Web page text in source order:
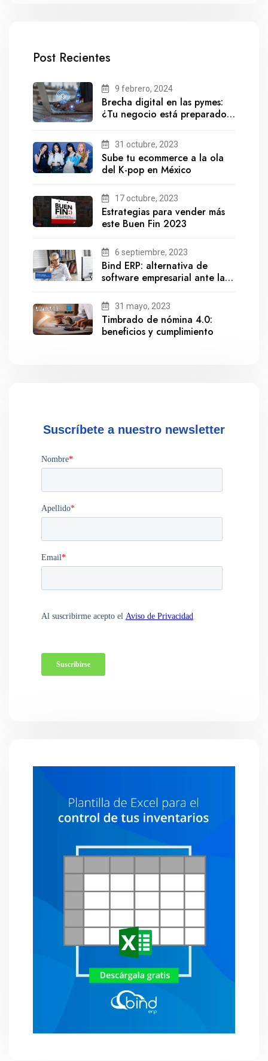
Post Recientes
9 febrero, 2024
Brecha digital en las pymes:
¿Tu negocio está preparado
31 octubre, 2023
Sube tu ecommerce a la ola
del K-pop en México
17 octubre, 2023
Estrategias para vender más
este Buen Fin 2023
6 septiembre, 2023
Bind ERP: alternativa de
software empresarial ante la
31 mayo, 2023
Timbrado de nómina 4.0:
beneficios y cumplimiento
Suscríbete a nuestro newsletter